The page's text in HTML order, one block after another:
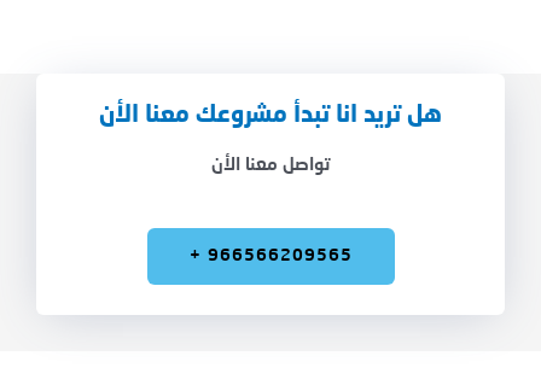
هل تريد انا تبدأ مشروعك معنا الأن
تواصل معنا الأن
+ 966566209565